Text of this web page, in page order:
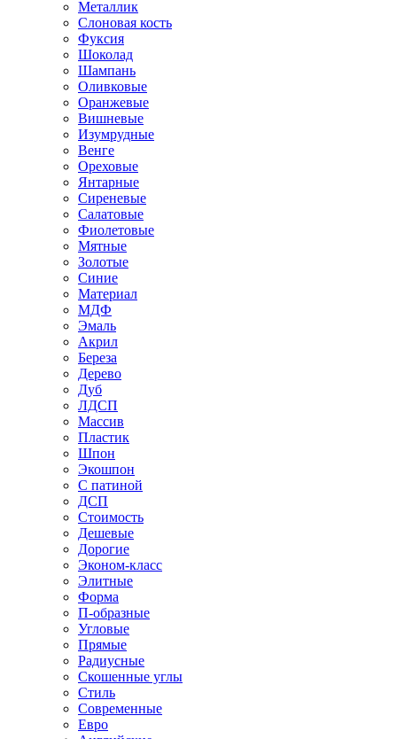
Металлик
Слоновая кость
Фуксия
Шоколад
Шампань
Оливковые
Оранжевые
Вишневые
Изумрудные
Венге
Ореховые
Янтарные
Сиреневые
Салатовые
Фиолетовые
Мятные
Золотые
Синие
Материал
МДФ
Эмаль
Акрил
Береза
Дерево
Дуб
ЛДСП
Массив
Пластик
Шпон
Экошпон
С патиной
ДСП
Стоимость
Дешевые
Дорогие
Эконом-класс
Элитные
Форма
П-образные
Угловые
Прямые
Радиусные
Скошенные углы
Стиль
Современные
Евро